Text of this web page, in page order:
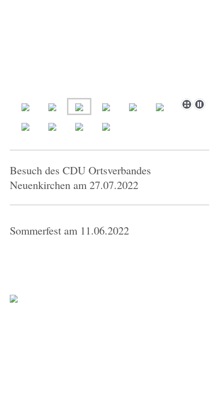
Besuch des CDU Ortsverbandes
Neuenkirchen am 27.07.2022
Sommerfest am 11.06.2022